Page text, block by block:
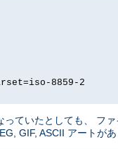
8859-2
ていたとしても、 フ
GIF, ASCII アートが